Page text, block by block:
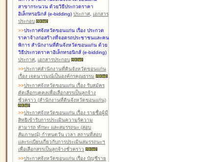
สาขากระนวน ด้วยวิธีประกวดราคา
อิเล็กทรอนิกส์ (e-bidding) ประกาศ, เอกสาร
ประกอบ
>>ประกาศจังหวัดขอนแก่น เรื่อง ประกวด
ราคาจ้างก่อสร้างที่จอดรถประชาชนและคน
พิการ สำนักงานที่ดินจังหวัดขอนแก่น ด้วย
วิธีประกวดราคาอิเล็กทรอนิกส์ (e-bidding)
ประกาศ, เอกสารประกอบ
>>ประกาศสำนักงานที่ดินจังหวัดขอนแก่น
เรื่อง เจตนารมณ์เป็นองค์กรคุณธรรม
>>ประกาศจังหวัดขอนแก่น เรื่อง รับสมัคร
คัดเลือกบุคคลเพื่อเลือกสรรเป็นลูกจ้าง
ชั่วคราว (สำนักงานที่ดินจังหวัดขอนแก่น)
>>ประกาศจังหวัดขอนแก่น เรื่อง รายชื่อผู้มี
สิทธิเข้ารับการประเมินความรู้ความ
สามารถ ทักษะ และสมรรถนะ (สอบ
สัมภาษณ์) กำหนดวัน เวลา สถานที่สอบ
และระเบียบเกี่ยวกับการประเมินสมรรถนะฯ
เพื่อเลือกสรรเป็นลูกจ้างชั่วคราว
>>ประกาศจังหวัดขอนแก่น เรื่อง บัญชีราย